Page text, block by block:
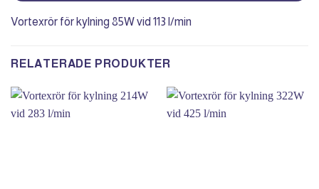
Vortexrör för kylning 85W vid 113 l/min
RELATERADE PRODUKTER